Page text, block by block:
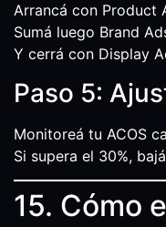
Arrancá con Product
Sumá luego Brand
Y cerrá con Display
Paso 5:
Monitoreá tu ACOS
Si supera el 30%,
15. Cómo